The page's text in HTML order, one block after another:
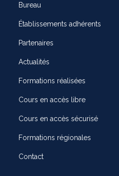
Bureau
Établissements adhérents
Partenaires
Actualités
Formations réalisées
Cours en accès libre
Cours en accès sécurisé
Formations régionales
Contact